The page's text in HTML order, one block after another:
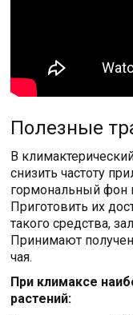
Полезные
В
снизить частоту
гормональный фон
Приготовить их
такого средства,
Принимают
чая.
При климаксе
растений: